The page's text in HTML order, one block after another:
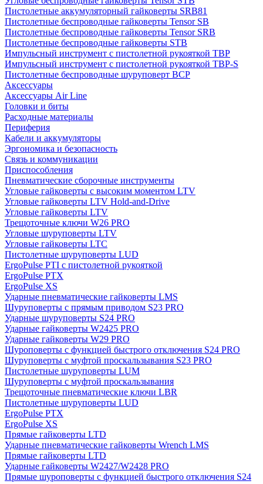
Пистолетные аккумуляторный гайковерты SRB81
Пистолетные беспроводные гайковерты Tensor SB
Пистолетные беспроводные гайковерты Tensor SRB
Пистолетные беспроводные гайковерты STB
Импульсный инструмент с пистолетной рукояткой TBP
Импульсный инструмент с пистолетной рукояткой TBP-S
Пистолетные беспроводные шуруповерт BCP
Аксессуары
Аксессуары Air Line
Головки и биты
Расходные материалы
Периферия
Кабели и аккумуляторы
Эргономика и безопасность
Связь и коммуникации
Приспособления
Пневматические сборочные инструменты
Угловые гайковерты с высоким моментом LTV
Угловые гайковерты LTV Hold-and-Drive
Угловые гайковерты LTV
Трещоточные ключи W26 PRO
Угловые шуруповерты LTV
Угловые гайковерты LTC
Пистолетные шуруповерты LUD
ErgoPulse PTI с пистолетной рукояткой
ErgoPulse PTX
ErgoPulse XS
Ударные пневматические гайковерты LMS
Шуруповерты с прямым приводом S23 PRO
Ударные шуруповерты S24 PRO
Ударные гайковерты W2425 PRO
Ударные гайковерты W29 PRO
Шуроповерты с функцией быстрого отключения S24 PRO
Шуруповерты с муфтой проскальзывания S23 PRO
Пистолетные шуруповерты LUM
Шуруповерты с муфтой проскальзывания
Трещоточные пневматические ключи LBR
Пистолетные шуруповерты LUD
ErgoPulse PTX
ErgoPulse XS
Прямые гайковерты LTD
Ударные пневматические гайковерты Wrench LMS
Прямые гайковерты LTD
Ударные гайковерты W2427/W2428 PRO
Прямые шуроповерты с функцией быстрого отключения S24